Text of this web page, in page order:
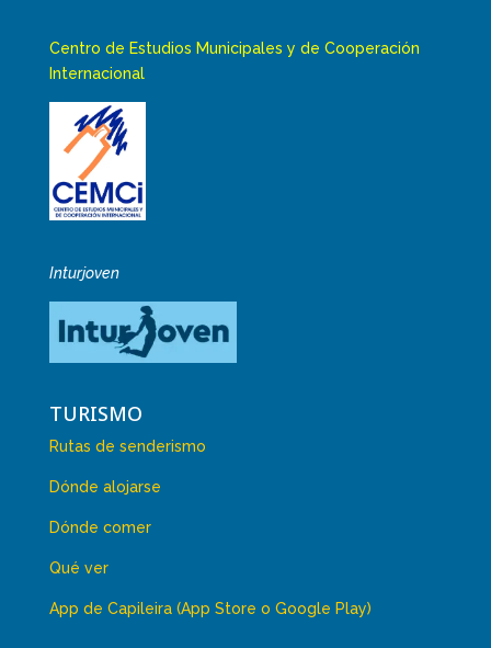
Centro de Estudios Municipales y de Cooperación
Internacional
Inturjoven
TURISMO
Rutas de senderismo
Dónde alojarse
Dónde comer
Qué ver
App de Capileira (App Store o Google Play)